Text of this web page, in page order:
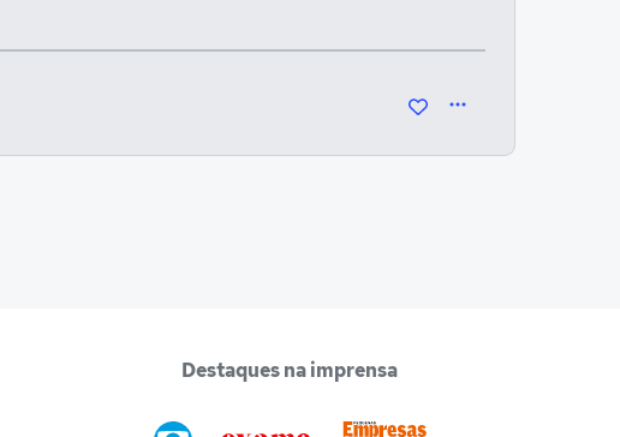
Destaques na imprensa